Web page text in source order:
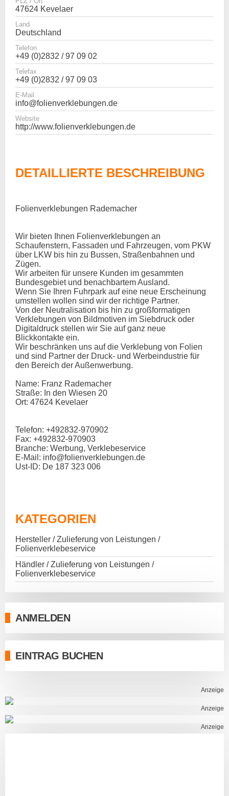
Anzeige
Anzeige
Anzeige
47624 Kevelaer
Land
Deutschland
Telefon
+49 (0)2832 / 97 09 02
Telefax
+49 (0)2832 / 97 09 03
E-Mail
info@folienverklebungen.de
Website
http://www.folienverklebungen.de
DETAILLIERTE BESCHREIBUNG
Folienverklebungen Rademacher
Wir bieten Ihnen Folienverklebungen an
Schaufenstern, Fassaden und Fahrzeugen, vom PKW
über LKW bis hin zu Bussen, Straßenbahnen und
Zügen.
Wir arbeiten für unsere Kunden im gesammten
Bundesgebiet und benachbartem Ausland.
Wenn Sie Ihren Fuhrpark auf eine neue Erscheinung
umstellen wollen sind wir der richtige Partner.
Von der Neutralisation bis hin zu großformatigen
Verklebungen von Bildmotiven im Siebdruck oder
Digitaldruck stellen wir Sie auf ganz neue
Blickkontakte ein.
Wir beschränken uns auf die Verklebung von Folien
und sind Partner der Druck- und Werbeindustrie für
den Bereich der Außenwerbung.
Name: Franz Rademacher
Straße: In den Wiesen 20
Ort: 47624 Kevelaer
Telefon: +492832-970902
Fax: +492832-970903
Branche: Werbung, Verklebeservice
E-Mail: info@folienverklebungen.de
Ust-ID: De 187 323 006
KATEGORIEN
Hersteller / Zulieferung von Leistungen /
Folienverklebeservice
Händler / Zulieferung von Leistungen /
Folienverklebeservice
ANMELDEN
EINTRAG BUCHEN